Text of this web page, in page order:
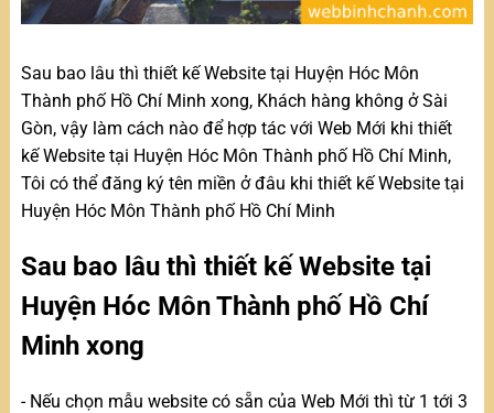
Sau bao lâu thì thiết kế Website tại Huyện Hóc Môn
Thành phố Hồ Chí Minh xong, Khách hàng không ở Sài
Gòn, vậy làm cách nào để hợp tác với Web Mới khi thiết
kế Website tại Huyện Hóc Môn Thành phố Hồ Chí Minh,
Tôi có thể đăng ký tên miền ở đâu khi thiết kế Website tại
Huyện Hóc Môn Thành phố Hồ Chí Minh
Sau bao lâu thì thiết kế Website tại
Huyện Hóc Môn Thành phố Hồ Chí
Minh xong
- Nếu chọn mẫu website có sẵn của Web Mới thì từ 1 tới 3